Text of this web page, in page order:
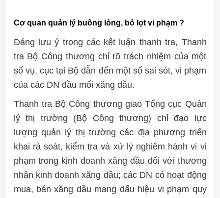
Cơ quan quản lý buông lỏng, bỏ lọt vi phạm ?
Đáng lưu ý trong các kết luận thanh tra, Thanh
tra Bộ Công thương chỉ rõ trách nhiệm của một
số vụ, cục tại Bộ dẫn đến một số sai sót, vi phạm
của các DN đầu mối xăng dầu.
Thanh tra Bộ Công thương giao Tổng cục Quản
lý thị trường (Bộ Công thương) chỉ đạo lực
lượng quản lý thị trường các địa phương triển
khai rà soát, kiểm tra và xử lý nghiêm hành vi vi
phạm trong kinh doanh xăng dầu đối với thương
nhân kinh doanh xăng dầu; các DN có hoạt động
mua, bán xăng dầu mang dấu hiệu vi phạm quy